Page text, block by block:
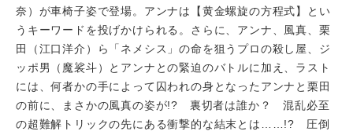
奈）が車椅子姿で登場。アンナは【黄金螺旋の方程式】とい
うキーワードを投げかけられる。さらに、アンナ、風真、栗
田（江口洋介）ら「ネメシス」の命を狙うプロの殺し屋、ジ
ッポ男（魔裟斗）とアンナとの緊迫のバトルに加え、ラスト
には、何者かの手によって囚われの身となったアンナと栗田
の前に、まさかの風真の姿が!? 裏切者は誰か？ 混乱必至
の超難解トリックの先にある衝撃的な結末とは……!? 圧倒